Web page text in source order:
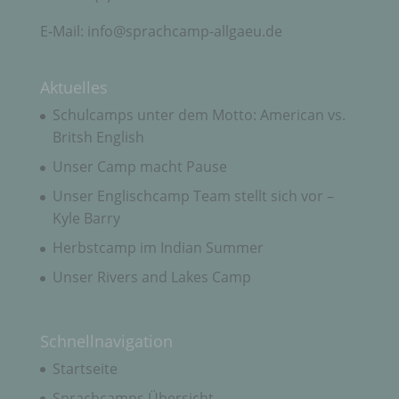
E-Mail: info@sprachcamp-allgaeu.de
Aktuelles
Schulcamps unter dem Motto: American vs.
Britsh English
Unser Camp macht Pause
Unser Englischcamp Team stellt sich vor –
Kyle Barry
Herbstcamp im Indian Summer
Unser Rivers and Lakes Camp
Schnellnavigation
Startseite
personenbezogene Daten erhalten, gelten jedoch
j) Dritter
Behörde, Einrichtung oder andere Stelle außer der
betroffenen Person, dem Verantwortlichen, dem
Auftragsverarbeiter und den Personen, die unter
der unmittelbaren Verantwortung des
befugt sind, die personenbezogenen Daten zu
verarbeiten.
Einwilligung ist jede von der betroffenen Person
freiwillig für den bestimmten Fall in informierter